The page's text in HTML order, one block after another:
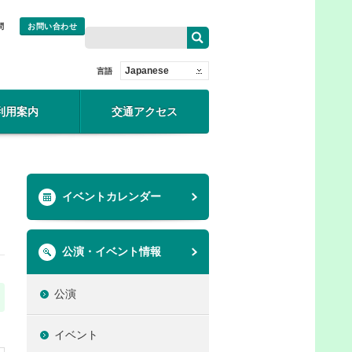
お問い合わせ
言語 Japanese
用案内 交通アクセス
イベントカレンダー
公演・イベント情報
公演
イベント